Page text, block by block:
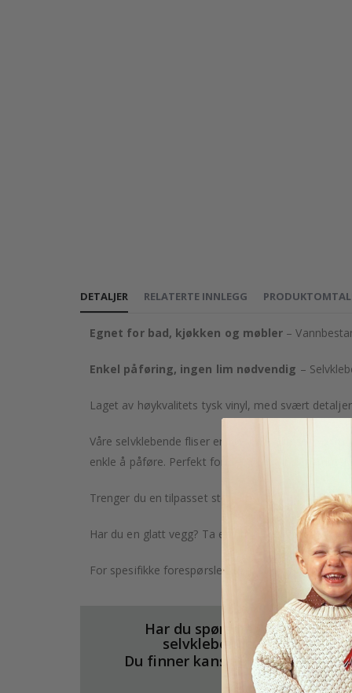
DETALJER
Egnet for bad, kjøkken og møbler –
Enkel påføring, ingen lim nødvendig –
Laget av høykvalitets tysk vinyl, med svært
Våre selvklebende fliser er ikke bare slitesterke,
enkle å påføre. Perfekt for deg som vil gi hjemmet
Trenger du en tilpasset størrelse? Klikk på fanen
Har du en glatt vegg? Ta en titt på vår
For spesifikke forespørsler, som større bestillinger
RELATERTE INNLEGG
Har du spørsmål om våre
selvklebende fliser?
Du finner kanskje svarene her.